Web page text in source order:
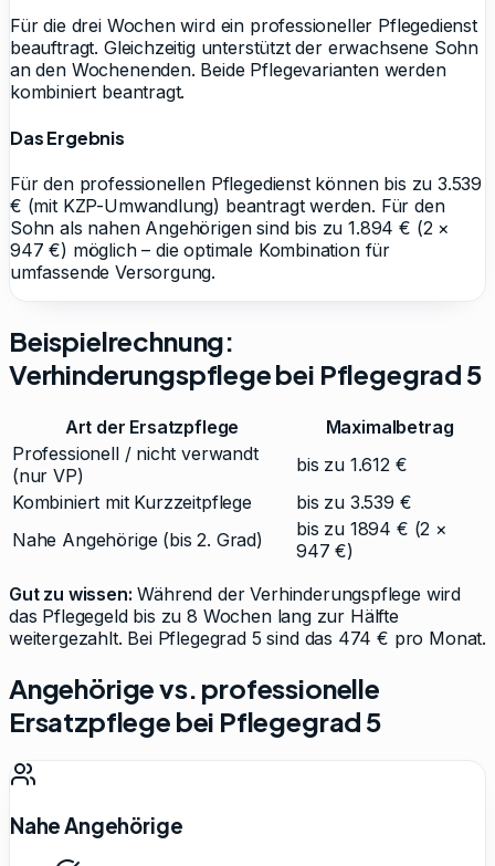
Für die drei Wochen wird ein professioneller Pflegedienst
beauftragt. Gleichzeitig unterstützt der erwachsene Sohn
an den Wochenenden. Beide Pflegevarianten werden
kombiniert beantragt.
Das Ergebnis
Für den professionellen Pflegedienst können bis zu 3.539
€ (mit KZP-Umwandlung) beantragt werden. Für den
Sohn als nahen Angehörigen sind bis zu 1.894 € (2 ×
947 €) möglich – die optimale Kombination für
umfassende Versorgung.
Beispielrechnung:
Verhinderungspflege bei Pflegegrad 5
Art der Ersatzpflege
Maximalbetrag
Professionell / nicht verwandt
(nur VP)
bis zu 1.612 €
Kombiniert mit Kurzzeitpflege
bis zu 3.539 €
Nahe Angehörige (bis 2. Grad)
bis zu 1894 € (2 ×
947 €)
Gut zu wissen: Während der Verhinderungspflege wird
das Pflegegeld bis zu 8 Wochen lang zur Hälfte
weitergezahlt. Bei Pflegegrad 5 sind das 474 € pro Monat.
Angehörige vs. professionelle
Ersatzpflege bei Pflegegrad 5
Nahe Angehörige